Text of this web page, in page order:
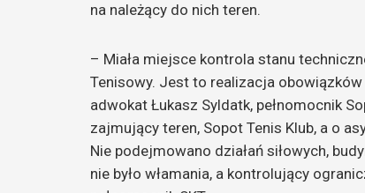
na należący do nich teren.
– Miała miejsce kontrola stanu
Tenisowy. Jest to realizacja
adwokat Łukasz Syldatk, pełnomocnik
zajmujący teren, Sopot Tenis Klub, a o
Nie podejmowano działań siłowych,
nie było włamania, a kontrolujący